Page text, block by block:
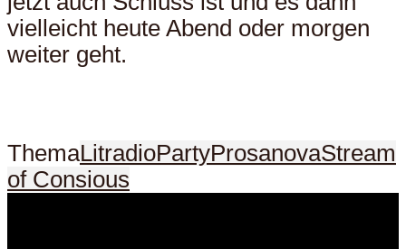
vielleicht heute Abend oder morgen
weiter geht.
ThemaLitradioPartyProsanovaStream
of Consious